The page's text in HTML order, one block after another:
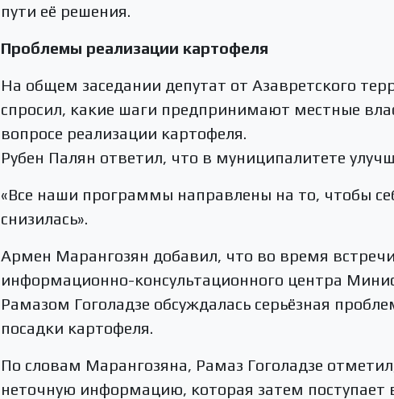
пути её решения.
Проблемы реализации картофеля
На общем заседании депутат от Азавретского
спросил, какие шаги предпринимают местные
вопросе реализации картофеля.
Рубен Палян ответил, что в муниципалитете
«Все наши программы направлены на то, чтобы
снизилась».
Армен Марангозян добавил, что во время
информационно-консультационного центра
Рамазом Гоголадзе обсуждалась серьёзная
посадки картофеля.
По словам Марангозяна, Рамаз Гоголадзе
неточную информацию, которая затем поступает